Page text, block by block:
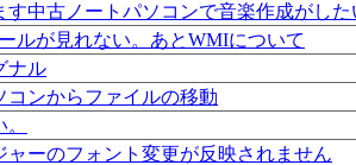
す中古ノートパソコンで音楽作成がした
ルが見れない。あとWMIについて
ナル
コンからファイルの移動
ャーのフォント変更が反映されません